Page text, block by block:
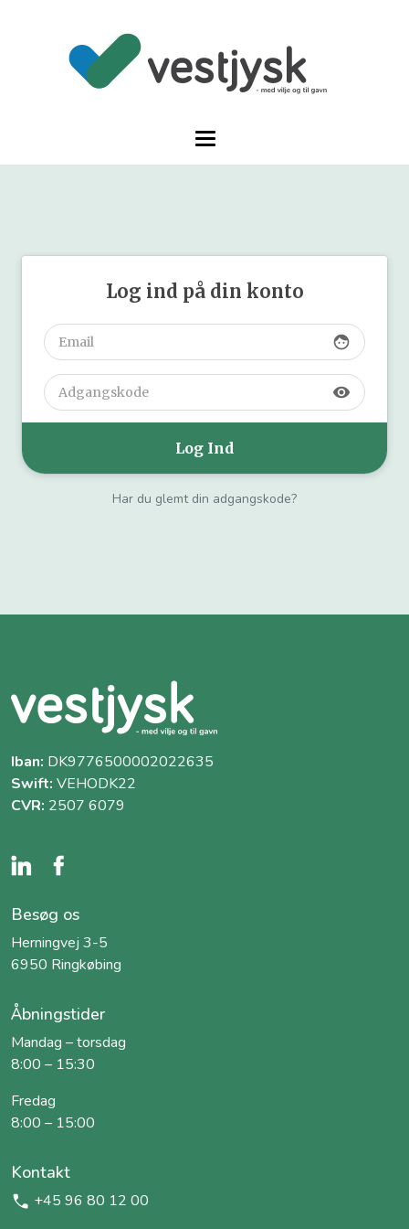
Log ind på din konto
face
visibility
Har du glemt din adgangskode?
Iban: DK9776500002022635
Swift: VEHODK22
CVR: 2507 6079
Besøg os
Herningvej 3-5
6950 Ringkøbing
Åbningstider
Mandag – torsdag
8:00 – 15:30
Fredag
8:00 – 15:00
Kontakt
+45 96 80 12 00